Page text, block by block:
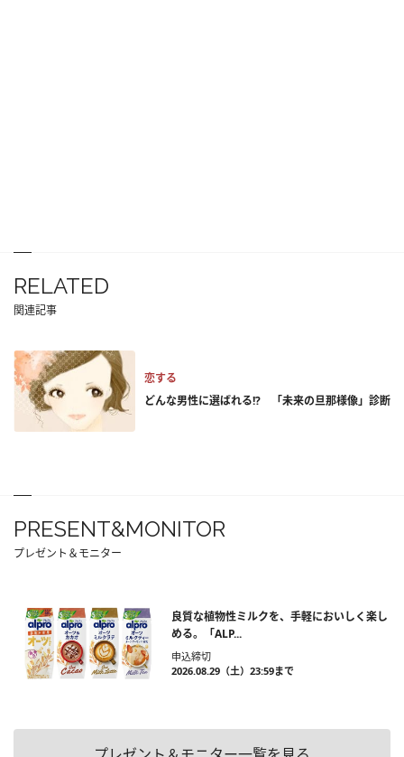
RELATED
関連記事
恋する
どんな男性に選ばれる!? 「未来の旦那様像」診断
PRESENT&MONITOR
プレゼント＆モニター
良質な植物性ミルクを、手軽においしく楽し
める。「ALP...
申込締切
2026.08.29（土）23:59まで